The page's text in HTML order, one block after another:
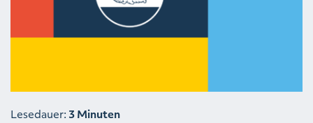
Lesedauer: 3 Minuten